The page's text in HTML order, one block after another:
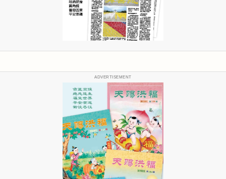
ADVERTISEMENT